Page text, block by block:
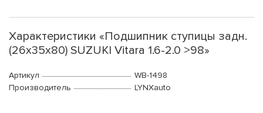
Характеристики «Подшипник ступицы задн.
(26x35x80) SUZUKI Vitara 1.6-2.0 >98»
Артикул
WB-1498
Производитель
LYNXauto